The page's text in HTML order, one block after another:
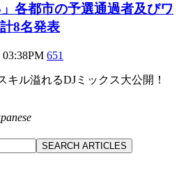
各都市の予選通過者及びワ
8名発表
03:38PM 651
キル溢れるDJミックス大公開！
SEARCH ARTICLES